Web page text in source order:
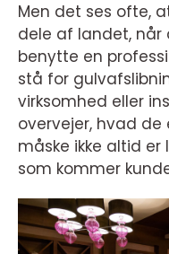
Men det ses ofte,
dele af landet,
benytte en
stå for
virksomhed eller
overvejer, hvad de
måske ikke altid
som kommer